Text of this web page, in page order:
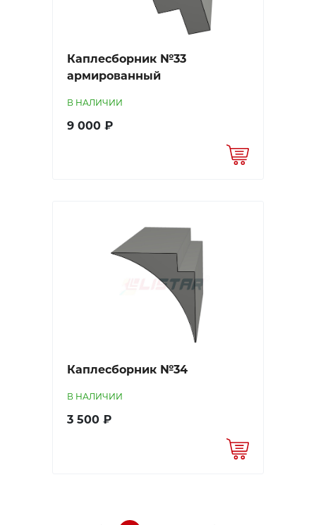
Каплесборник №33
армированный
В НАЛИЧИИ
9 000 ₽
Каплесборник №34
В НАЛИЧИИ
3 500 ₽